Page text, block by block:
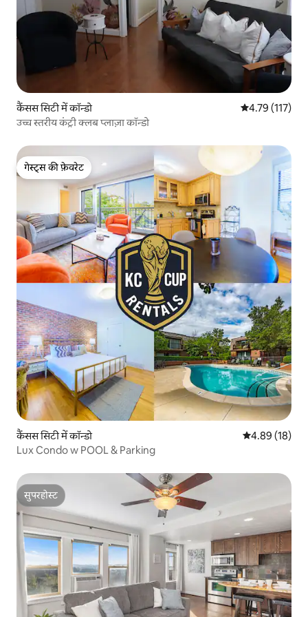
कैंसस सिटी में कॉन्डो औसत रेटिंग 5 में से
4.79 (117)
उच्च स्तरीय कंट्री क्लब प्लाज़ा कॉन्डो
गेस्ट्स की फ़ेवरेट
गेस्ट्स की फ़ेवरेट
कैंसस सिटी में कॉन्डो औसत रेटिंग 5 में
4.89 (18)
Lux Condo w POOL & Parking
सुपरहोस्ट
सुपरहोस्ट